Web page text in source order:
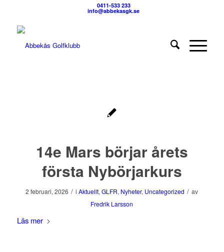
0411-533 233
info@abbekasgk.se
14e Mars börjar årets
första Nybörjarkurs
2 februari, 2026 / iAktuellt,GLFR, Nyheter, Uncategorized / av
Fredrik Larsson
Läs mer